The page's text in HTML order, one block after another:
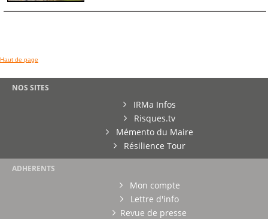
Haut de page
NOS SITES
IRMa Infos
Risques.tv
Mémento du Maire
Résilience Tour
ADHERENTS
Mon compte
Lettre d'info
Revue de presse